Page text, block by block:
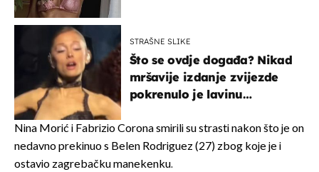
STRAŠNE SLIKE
Što se ovdje događa? Nikad
mršavije izdanje zvijezde
pokrenulo je lavinu
Nina Morić i Fabrizio Corona smirili su strasti nakon što je on
nedavno prekinuo s Belen Rodriguez (27) zbog koje je i
ostavio zagrebačku manekenku.